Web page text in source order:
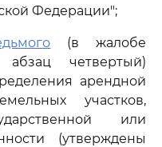
Федерации";
(в жалобе
четвертый)
арендной
участков,
или
(утверждены